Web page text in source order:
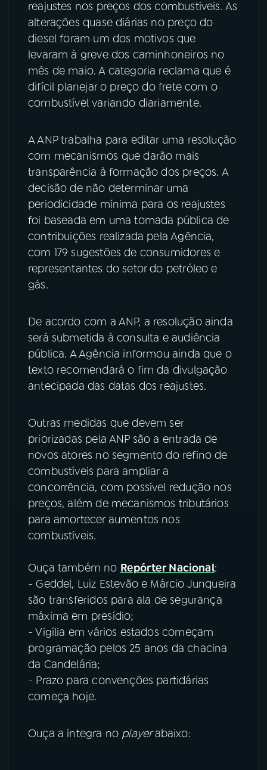
YouTube Facebook
Instagram X
TikTok
reajustes nos preços dos combustíveis. As
alterações quase diárias no preço do
diesel foram um dos motivos que
levaram à greve dos caminhoneiros no
mês de maio. A categoria reclama que é
difícil planejar o preço do frete com o
combustível variando diariamente.
A ANP trabalha para editar uma resolução
com mecanismos que darão mais
transparência à formação dos preços. A
decisão de não determinar uma
periodicidade mínima para os reajustes
foi baseada em uma tomada pública de
contribuições realizada pela Agência,
com 179 sugestões de consumidores e
representantes do setor do petróleo e
gás.
De acordo com a ANP, a resolução ainda
será submetida à consulta e audiência
pública. A Agência informou ainda que o
texto recomendará o fim da divulgação
antecipada das datas dos reajustes.
Outras medidas que devem ser
priorizadas pela ANP são a entrada de
novos atores no segmento do refino de
combustíveis para ampliar a
concorrência, com possível redução nos
preços, além de mecanismos tributários
para amortecer aumentos nos
combustíveis.
Ouça também no Repórter Nacional:
- Geddel, Luiz Estevão e Márcio Junqueira
são transferidos para ala de segurança
máxima em presídio;
- Vigília em vários estados começam
programação pelos 25 anos da chacina
da Candelária;
- Prazo para convenções partidárias
começa hoje.
Ouça a íntegra no playerabaixo: